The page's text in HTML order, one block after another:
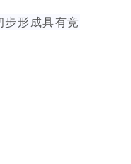
步形成具有竞